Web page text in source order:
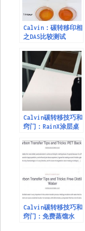
Calvin：碳转移印相
之DAS比较测试
Calvin碳转移技巧和
窍门：RainX涂层桌
Calvin碳转移技巧和
窍门：免费蒸馏水